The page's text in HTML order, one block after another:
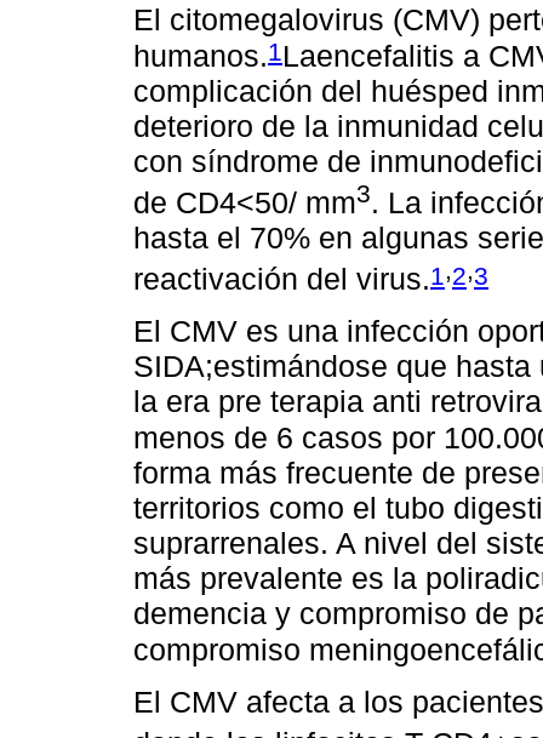
El citomegalovirus (CMV)
humanos.1Laencefalitis a
complicación del huésped
deterioro de la inmunidad
con síndrome de
de CD4<50/ mm3. La
hasta el 70% en algunas
reactivación del virus.1 ,2,3
El CMV es una infección
SIDA;estimándose que
la era pre terapia anti
menos de 6 casos por
forma más frecuente de
territorios como el tubo
suprarrenales. A nivel del
más prevalente es la
demencia y compromiso de
compromiso
El CMV afecta a los